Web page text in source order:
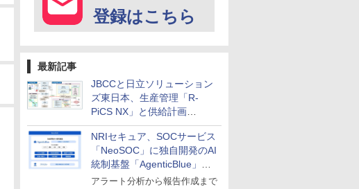
登録はこちら
最新記事
JBCCと日立ソリューション
ズ東日本、生産管理「R-
PiCS NX」と供給計画
「scSQUARE ISP」の連携サ
ービスを提供開始
NRIセキュア、SOCサービス
「NeoSOC」に独自開発のAI
統制基盤「AgenticBlue」を
導入
アラート分析から報告作成まで